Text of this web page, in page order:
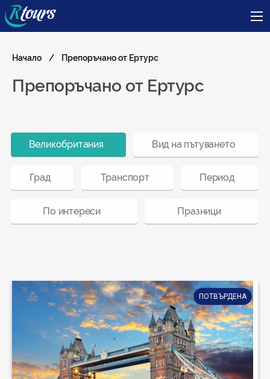
Начало Препоръчано от Ертурс
Препоръчано от Ертурс
Великобритания Вид на пътуването
Град Транспорт Период
По интереси Празници
ПОТВЪРДЕНА